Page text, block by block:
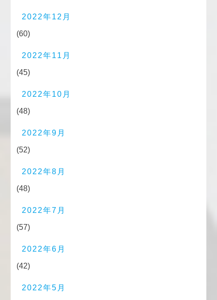
2022年12月
(60)
2022年11月
(45)
2022年10月
(48)
2022年9月
(52)
2022年8月
(48)
2022年7月
(57)
2022年6月
(42)
2022年5月